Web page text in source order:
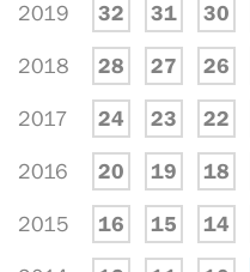
2019 32 31 30
2018 28 27 26
2017 24 23 22
2016 20 19 18
2015 16 15 14